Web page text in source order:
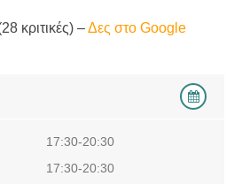
κριτικές) –Δες στο Google
17:30-20:30
17:30-20:30